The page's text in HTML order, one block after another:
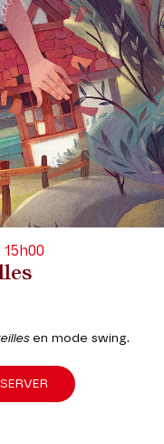
en mode swing.